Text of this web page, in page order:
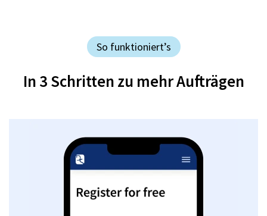
So funktioniert’s
In 3 Schritten zu mehr Aufträgen